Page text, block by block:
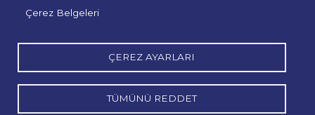
Çerez Belgeleri
ÇEREZ AYARLARI
TÜMÜNÜ REDDET
ÜniversitesiÜniversitesiÜniversitesi
geç